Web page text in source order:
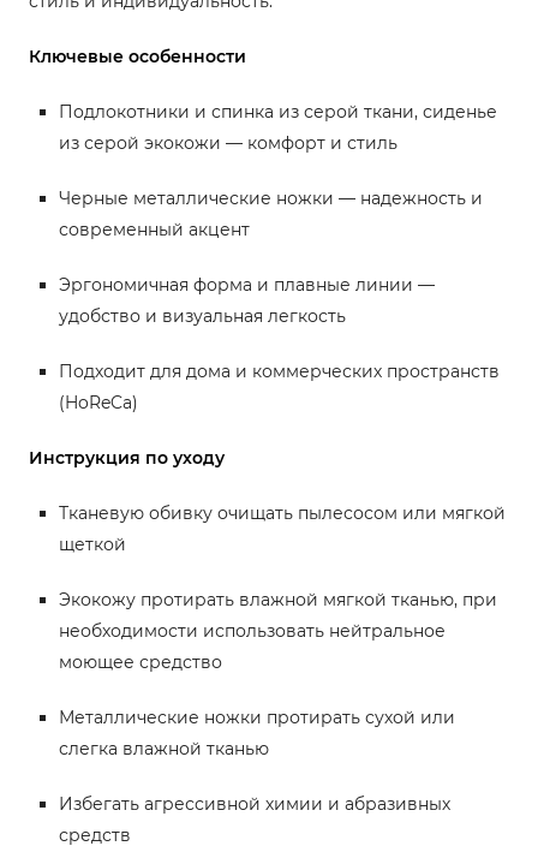
Ключевые особенности
Подлокотники и спинка из серой ткани, сиденье
из серой экокожи — комфорт и стиль
Черные металлические ножки — надежность и
современный акцент
Эргономичная форма и плавные линии —
удобство и визуальная легкость
Подходит для дома и коммерческих пространств
(HoReCa)
Инструкция по уходу
Тканевую обивку очищать пылесосом или мягкой
щеткой
Экокожу протирать влажной мягкой тканью, при
необходимости использовать нейтральное
моющее средство
Металлические ножки протирать сухой или
слегка влажной тканью
Избегать агрессивной химии и абразивных
средств